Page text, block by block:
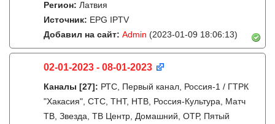
Регион: Латвия
Источник: EPG IPTV
Добавил на сайт: Admin (2023-01-09 18:06:13)
02-01-2023 - 08-01-2023
Каналы [27]: РТС, Первый канал, Россия-1 / ГТРК
"Хакасия", СТС, ТНТ, НТВ, Россия-Культура, Матч
ТВ, Звезда, ТВ Центр, Домашний, ОТР, Пятый